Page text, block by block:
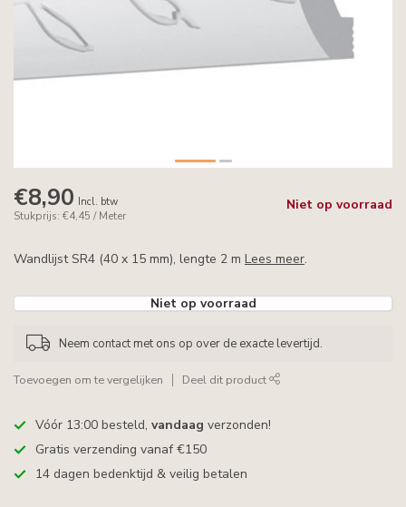
€8,90 Incl. btw
Stukprijs: €4,45 / Meter
Niet op voorraad
Wandlijst SR4 (40 x 15 mm), lengte 2 m Lees meer.
Niet op voorraad
Neem contact met ons op over de exacte levertijd.
Toevoegen om te vergelijken Deel dit product
Vóór 13:00 besteld, vandaag verzonden!
Gratis verzending vanaf €150
14 dagen bedenktijd & veilig betalen